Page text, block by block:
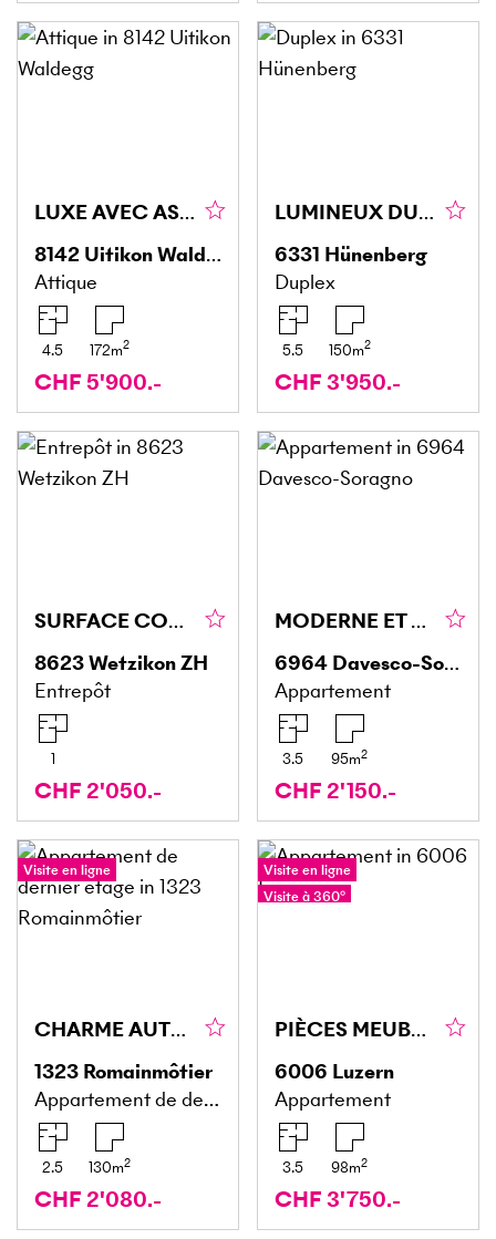
LUXE AVEC ASCENSEUR PRIVÉ ET TERRASSE
8142 Uitikon Waldegg
Attique
4.5 172m2
CHF 5'900.-
LUMINEUX DUPLEX EN POSITION CENTRALE
6331 Hünenberg
Duplex
5.5 150m2
CHF 3'950.-
SURFACE COMMERCIALE POLYVALENTE
8623Wetzikon ZH
Entrepôt
1
CHF 2'050.-
MODERNE ET ÉLÉGANTE DANS UN ENDROIT ENSOLEILLÉ
6964 Davesco-Soragno
Appartement
3.5 95m2
CHF 2'150.-
Visite en ligne
CHARME AUTHENTIQUE ET CHALEUREUX
1323 Romainmôtier
Appartement de dernier étage
2.5 130m2
CHF 2'080.-
Visite en ligne
Visite à 360°
PIÈCES MEUBLÉES À MEILLEUR EMPLACEMENT À LUCERNE
6006 Luzern
Appartement
3.5 98m2
CHF 3'750.-